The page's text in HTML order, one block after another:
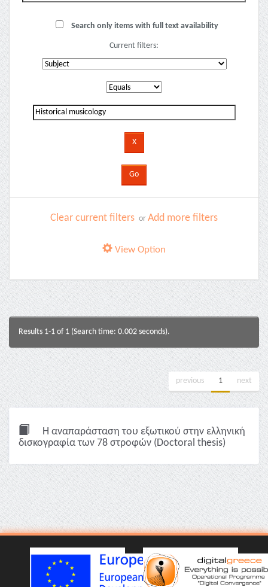
Search only items with full text availability
Current filters:
Clear current filters or Add more filters
View Option
Results 1-1 of 1 (Search time: 0.002 seconds).
previous 1 next
Η αναπαράσταση του εξωτικού στην ελληνική
δισκογραφία των 78 στροφών (Doctoral thesis)